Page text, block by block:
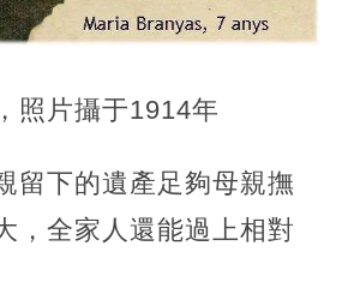
照片攝于1914年
留下的遺產足夠母親撫
，全家人還能過上相對